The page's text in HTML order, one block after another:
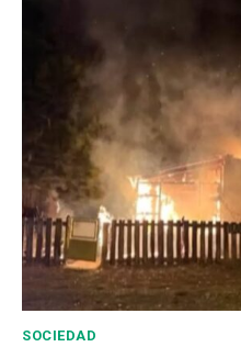
SOCIEDAD